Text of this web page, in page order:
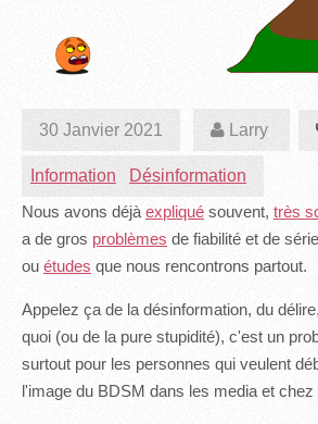
30 Janvier 2021 Larry
Information Désinformation
Nous avons déjàexpliqué souvent, très
a de gros problèmes de fiabilité et de
ou études que nous rencontrons partout.
Appelez ça de la désinformation, du
quoi (ou de la pure stupidité), c'est un
surtout pour les personnes qui veulent
l'image du BDSM dans les media et chez